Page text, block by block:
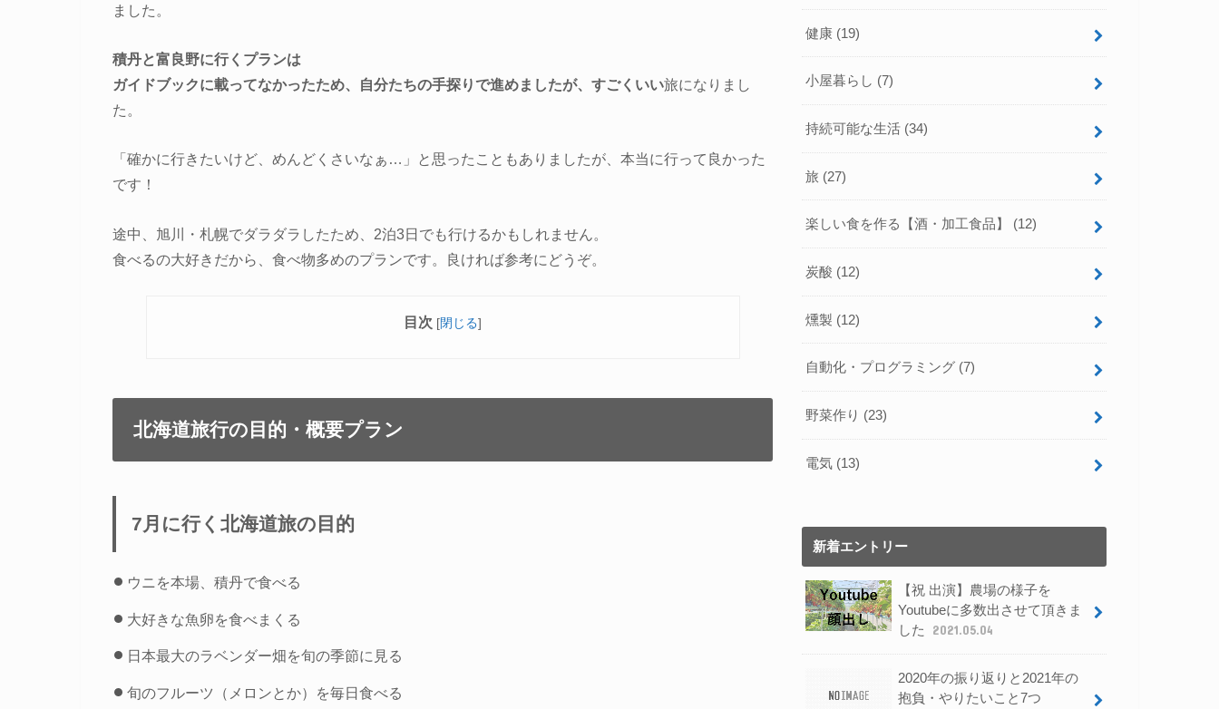
ました。
積丹と富良野に行くプランは
ガイドブックに載ってなかったため、自分たちの手探りで進めましたが、すごくいい旅になりまし
た。
「確かに行きたいけど、めんどくさいなぁ…」と思ったこともありましたが、本当に行って良かった
です！
途中、旭川・札幌でダラダラしたため、2泊3日でも行けるかもしれません。
食べるの大好きだから、食べ物多めのプランです。良ければ参考にどうぞ。
目次 [閉じる]
北海道旅行の目的・概要プラン
7月に行く北海道旅の目的
ウニを本場、積丹で食べる
大好きな魚卵を食べまくる
日本最大のラベンダー畑を旬の季節に見る
旬のフルーツ（メロンとか）を毎日食べる
健康 (19)
小屋暮らし (7)
持続可能な生活 (34)
旅 (27)
楽しい食を作る【酒・加工食品】 (12)
炭酸 (12)
燻製 (12)
自動化・プログラミング (7)
野菜作り (23)
電気 (13)
新着エントリー
【祝 出演】農場の様子を
Youtubeに多数出させて頂きま
した
2021.05.04
2020年の振り返りと2021年の
抱負・やりたいこと7つ